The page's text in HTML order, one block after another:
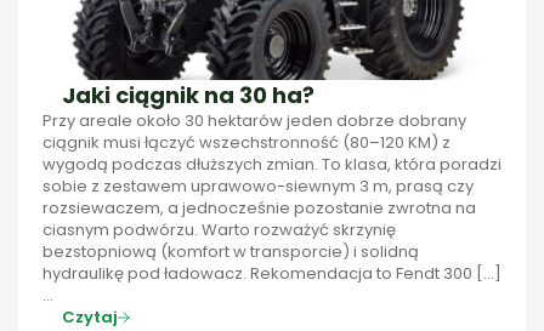
Jaki ciągnik na 30 ha?
Przy areale około 30 hektarów jeden dobrze dobrany
ciągnik musi łączyć wszechstronność (80–120 KM) z
wygodą podczas dłuższych zmian. To klasa, która poradzi
sobie z zestawem uprawowo-siewnym 3 m, prasą czy
rozsiewaczem, a jednocześnie pozostanie zwrotna na
ciasnym podwórzu. Warto rozważyć skrzynię
bezstopniową (komfort w transporcie) i solidną
hydraulikę pod ładowacz. Rekomendacja to Fendt 300 […]
...
Czytaj